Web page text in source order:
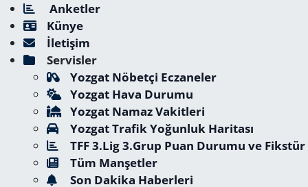
Anketler
Künye
İletişim
Servisler
Yozgat Nöbetçi Eczaneler
Yozgat Hava Durumu
Yozgat Namaz Vakitleri
Yozgat Trafik Yoğunluk Haritası
TFF 3.Lig 3.Grup Puan Durumu ve Fikstür
Tüm Manşetler
Son Dakika Haberleri